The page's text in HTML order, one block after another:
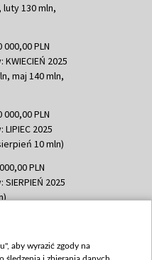
130 mln,
PLN
2025
maj 140 mln,
PLN
2025
10 mln)
PLN
2025
PLN
październik 350
aby wyrazić zgody na